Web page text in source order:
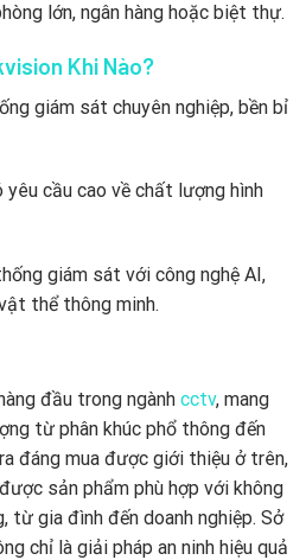
lớn, ngân hàng hoặc biệt thự.
Khi Nào?
giám sát chuyên nghiệp, bền bỉ
cầu cao về chất lượng hình
giám sát với công nghệ AI,
thể thông minh.
đầu trong ngành cctv, mang
từ phân khúc phổ thông đến
đáng mua được giới thiệu ở trên,
sản phẩm phù hợp với không
từ gia đình đến doanh nghiệp. Sở
chỉ là giải pháp an ninh hiệu quả